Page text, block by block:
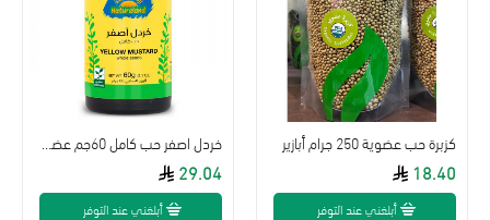
كزبرة حب عضوية 250 جرام أبازير
18.40
أبلغني عند التوفر
29.04
أبلغني عند التوفر